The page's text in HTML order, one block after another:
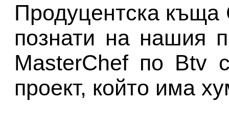
Продуцентска къща
познати на нашия
MasterChef по Btv
проект, който има